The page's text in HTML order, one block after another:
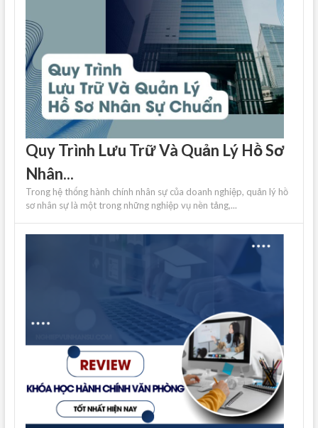
Quy Trình Lưu Trữ Và Quản Lý Hồ Sơ
Nhân...
Trong hệ thống hành chính nhân sự của doanh nghiệp, quản lý hồ
sơ nhân sự là một trong những nghiệp vụ nền tảng,...